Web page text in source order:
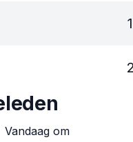
Vandaag om